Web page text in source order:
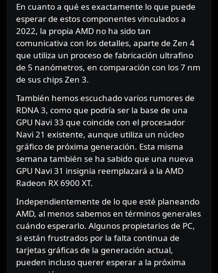
En cuanto a qué es exactamente lo que puede
esperar de estos componentes vinculados a
2022, la propia AMD no ha sido tan
comunicativa con los detalles, aparte de Zen 4
que utiliza un proceso de fabricación ultrafino
de 5 nanómetros, en comparación con los 7 nm
de sus chips Zen 3.
También hemos escuchado varios rumores de
RDNA 3, como que podría ser la base de una
GPU Navi 33 que coincide con el procesador
Navi 21 existente, aunque utiliza un núcleo
gráfico de próxima generación. Esta misma
semana también se ha sabido que una nueva
GPU Navi 31 insignia reemplazará a la AMD
Radeon RX 6900 XT.
Independientemente de lo que esté planeando
AMD, al menos sabemos en términos generales
cuándo esperarlo. Algunos propietarios de PC,
si están frustrados por la falta continua de
tarjetas gráficas de la generación actual,
pueden incluso querer esperar a la próxima